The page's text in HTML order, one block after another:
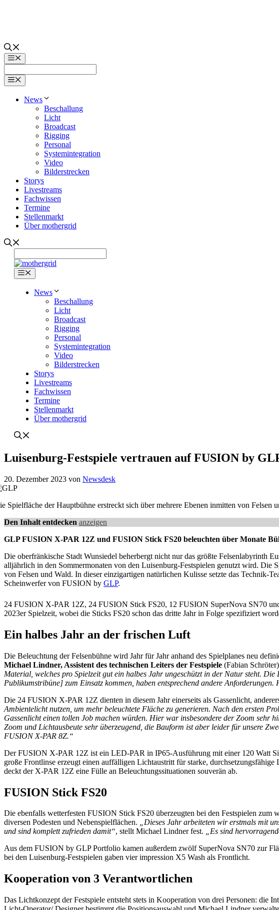
Menü
Menü
News
Beschallung
Licht
Broadcast
Rigging
Personal
Systemintegration
Video
Bilderstrecken
Storys
Livestreams
Fachwissen
Termine
Stellenmarkt
Über mothergrid
Menü
News
Beschallung
Licht
Broadcast
Rigging
Personal
Systemintegration
Video
Bilderstrecken
Storys
Livestreams
Fachwissen
Termine
Stellenmarkt
Über mothergrid
Luisenburg-Festspiele vertrauen auf FUSION by
20. Dezember 2023 von Newsdesk
Spielfläche der Hauptbühne erstreckt sich über mehrere Ebenen inmitten von
Den Inhalt entdecken anzeigen
GLP FUSION X-PAR 12Z und FUSION Stick FS20 beleuchten über Monate
Die oberfränkische Stadt Wunsiedel beherbergt nicht nur das größte Felsenlabyrinth
alljährlich in den Sommermonaten von den Luisenburg-Festspielen genutzt wird. Die
von Felsen und Wald. In dieser einzigartigen natürlichen Kulisse setzte das Technik-
Scheinwerfer von FUSION by GLP.
24 FUSION X-PAR 12Z, 24 FUSION Stick FS20, 12 FUSION SuperNova SN70
2023er Spielzeit, wobei die Sticks FS20 schon das dritte Jahr in Folge spezifiziert
Ein halbes Jahr an der frischen Luft
Die Beleuchtung der Felsenbühne wird Jahr für Jahr anhand des Spielplanes neu
Michael Lindner, Assistent des technischen Leiters der Festspiele (Fabian
Material, welches pro Spielzeit gut ein halbes Jahr ungeschützt in der Natur steht.
Publikumstribüne] zum Einsatz kommen, haben entsprechend andere
Die 24 FUSION X-PAR 12Z dienten in diesem Jahr einerseits als Gassenlicht,
Ambientelicht nutzen, um mehr beleuchtete Fläche zu generieren. Nach den ersten
Gassenlicht einen tollen Job machen würden. Hier war insbesondere der Zoom sehr
Zoom und Lichtausbeute sehr überzeugend, die Bauform ist aber leider für unsere
FUSION X-PAR 8Z.“
Der FUSION X-PAR 12Z ist ein LED-PAR in IP65-Ausführung mit einer 120 Watt
große Frontlinse erzeugt einen auffälligen Lichtaustritt für starke,
deckt der X-PAR 12Z eine Fülle an Beleuchtungssituationen souverän ab.
FUSION Stick FS20
Die ebenfalls wetterfesten FUSION Stick FS20 überzeugten bei den Festspielen zum
diversen Podesten und Nebenspielflächen. „Dieses Jahr arbeiteten wir erstmals mit
und sind komplett zufrieden damit“, stellt Michael Lindner fest. „Es sind
Aus dem FUSION by GLP Portfolio kamen außerdem zwölf SuperNova SN70 zur
bei den Luisenburg-Festspielen gaben vier impression X5 Wash als Frontlicht.
Kooperation von 3 Verantwortlichen
Das Lichtkonzept der Festspiele entsteht stets in Kooperation von drei Personen: die